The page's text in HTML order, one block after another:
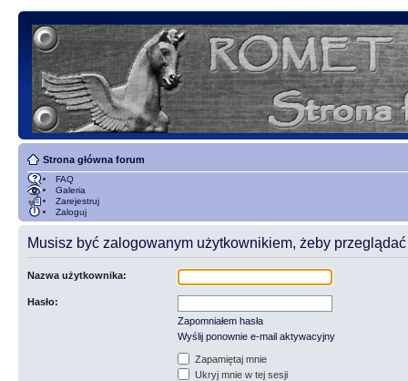
Strona główna forum
FAQ
Galeria
Zarejestruj
Zaloguj
Musisz być zalogowanym użytkownikiem, żeby przeglądać
Nazwa użytkownika:
Hasło:
Zapomniałem hasła
Wyślij ponownie e-mail aktywacyjny
Zapamiętaj mnie
Ukryj mnie w tej sesji